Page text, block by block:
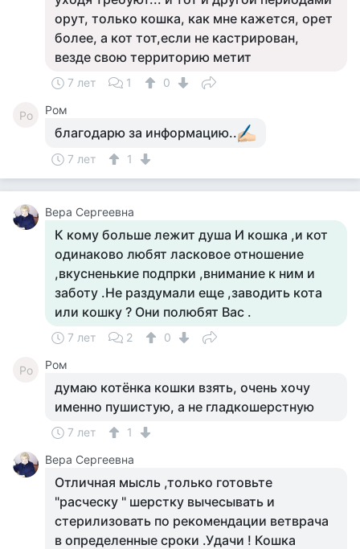
орут, только кошка, как мне кажется, орет
более, а кот тот,если не кастрирован,
везде свою территорию метит
7 лет 1 0
Ро Ром
благодарю за информацию..
7 лет 1
Вера Сергеевна
К кому больше лежит душа И кошка ,и кот
одинаково любят ласковое отношение
,вкусненькие подпрки ,внимание к ним и
заботу .Не раздумали еще ,заводить кота
или кошку ? Они полюбят Вас .
7 лет 2 0
Ро Ром
думаю котёнка кошки взять, очень хочу
именно пушистую, а не гладкошерстную
7 лет
1
Вера Сергеевна
Отличная мысль ,только готовьте
"расческу " шерстку вычесывать и
стерилизовать по рекомендации ветврача
в определенные сроки .Удачи ! Кошка